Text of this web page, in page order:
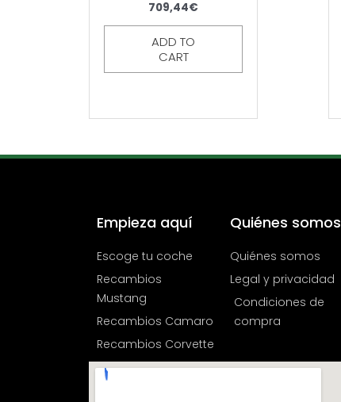
709,44€
ADD TO
CART
Empieza aquí
Escoge tu coche
Recambios
Mustang
Recambios Camaro
Recambios Corvette
Quiénes somos
Quiénes somos
Legal y privacidad
Condiciones de
compra